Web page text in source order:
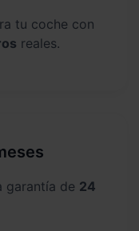
tu coche con
reales.
garantía de 24